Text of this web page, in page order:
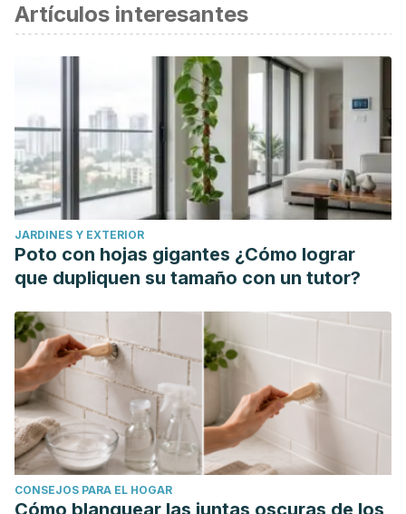
Artículos interesantes
JARDINES Y EXTERIOR
Poto con hojas gigantes ¿Cómo lograr
que dupliquen su tamaño con un tutor?
CONSEJOS PARA EL HOGAR
Cómo blanquear las juntas oscuras de los